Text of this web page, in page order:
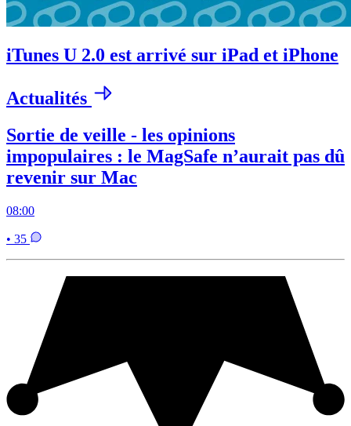
iTunes U 2.0 est arrivé sur iPad et iPhone
Actualités
Sortie de veille - les opinions
impopulaires : le MagSafe n’aurait pas dû
revenir sur Mac
08:00
• 35